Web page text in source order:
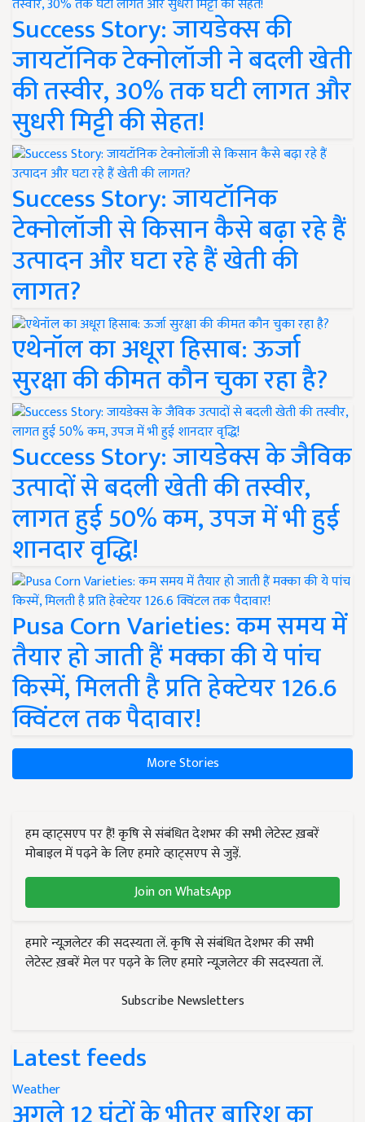
Success Story: जायडेक्स की
जायटॉनिक टेक्नोलॉजी ने बदली खेती
की तस्वीर, 30% तक घटी लागत और
सुधरी मिट्टी की सेहत!
Success Story: जायटॉनिक
टेक्नोलॉजी से किसान कैसे बढ़ा रहे हैं
उत्पादन और घटा रहे हैं खेती की
लागत?
एथेनॉल का अधूरा हिसाब: ऊर्जा
सुरक्षा की कीमत कौन चुका रहा है?
Success Story: जायडेक्स के जैविक
उत्पादों से बदली खेती की तस्वीर,
लागत हुई 50% कम, उपज में भी हुई
शानदार वृद्धि!
Pusa Corn Varieties: कम समय में
तैयार हो जाती हैं मक्का की ये पांच
किस्में, मिलती है प्रति हेक्टेयर 126.6
क्विंटल तक पैदावार!
More Stories
हम व्हाट्सएप पर हैं! कृषि से संबंधित देशभर की सभी लेटेस्ट ख़बरें
मोबाइल में पढ़ने के लिए हमारे व्हाट्सएप से जुड़ें.
Join on WhatsApp
हमारे न्यूज़लेटर की सदस्यता लें. कृषि से संबंधित देशभर की सभी
लेटेस्ट ख़बरें मेल पर पढ़ने के लिए हमारे न्यूज़लेटर की सदस्यता लें.
Subscribe Newsletters
Latest feeds
Weather